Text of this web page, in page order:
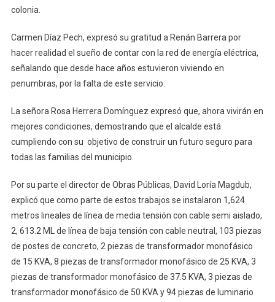
colonia.
Carmen Díaz Pech, expresó su gratitud a Renán Barrera por
hacer realidad el sueño de contar con la red de energía eléctrica,
señalando que desde hace años estuvieron viviendo en
penumbras, por la falta de este servicio.
La señora Rosa Herrera Domínguez expresó que, ahora vivirán en
mejores condiciones, demostrando que el alcalde está
cumpliendo con su objetivo de construir un futuro seguro para
todas las familias del municipio.
Por su parte el director de Obras Públicas, David Loría Magdub,
explicó que como parte de estos trabajos se instalaron 1,624
metros lineales de línea de media tensión con cable semi aislado,
2, 613.2 ML de línea de baja tensión con cable neutral, 103 piezas
de postes de concreto, 2 piezas de transformador monofásico
de 15 KVA, 8 piezas de transformador monofásico de 25 KVA, 3
piezas de transformador monofásico de 37.5 KVA, 3 piezas de
transformador monofásico de 50 KVA y 94 piezas de luminario